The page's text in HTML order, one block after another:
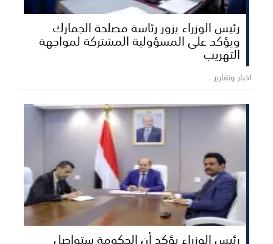
رئيس الوزراء يزور رئاسة مصلحة الجمارك
ويؤكد على المسؤولية المشتركة لمواجهة
التهريب
اخبار وتقارير
رئيس الوزراء يؤكد أن الحكومة ستواصل